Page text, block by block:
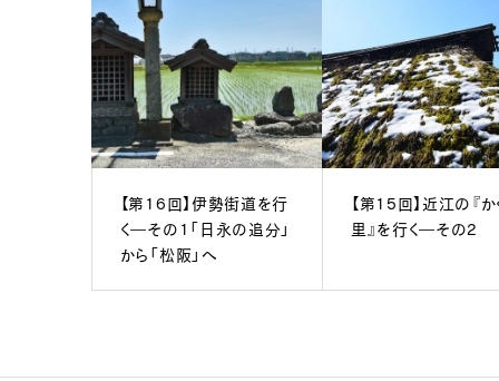
【第16回】伊勢街道を行
く―その1「日永の追分」
から「松阪」へ
【第15回】近江の『
里』を行く―その2